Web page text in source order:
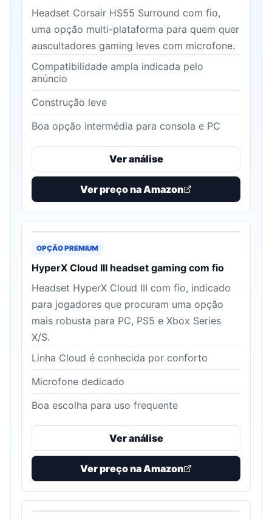
Headset Corsair HS55 Surround com fio,
uma opção multi-plataforma para quem quer
auscultadores gaming leves com microfone.
Compatibilidade ampla indicada pelo
anúncio
Construção leve
Boa opção intermédia para consola e PC
Ver análise
Ver preço na Amazon
OPÇÃO PREMIUM
HyperX Cloud III headset gaming com fio
Headset HyperX Cloud III com fio, indicado
para jogadores que procuram uma opção
mais robusta para PC, PS5 e Xbox Series
X/S.
Linha Cloud é conhecida por conforto
Microfone dedicado
Boa escolha para uso frequente
Ver análise
Ver preço na Amazon